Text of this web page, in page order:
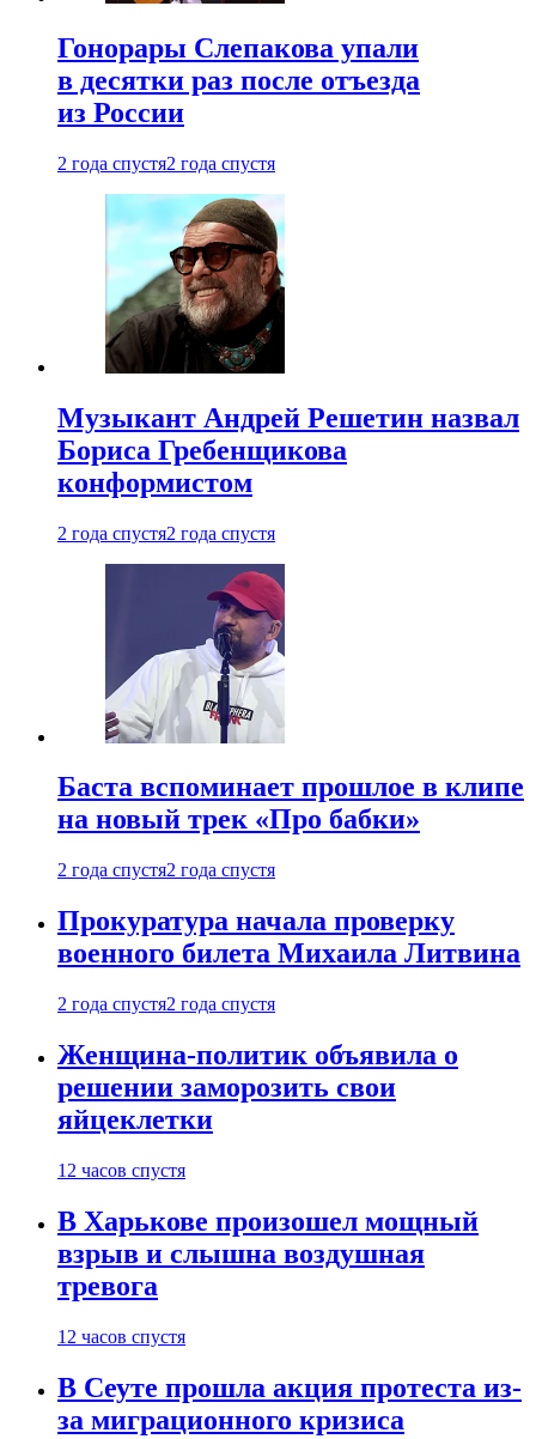
Гонорары Слепакова упали
в десятки раз после отъезда
из России
2 года спустя2 года спустя
Музыкант Андрей Решетин назвал
Бориса Гребенщикова
конформистом
2 года спустя2 года спустя
Баста вспоминает прошлое в клипе
на новый трек «Про бабки»
2 года спустя2 года спустя
Прокуратура начала проверку
военного билета Михаила Литвина
2 года спустя2 года спустя
Женщина-политик объявила о
решении заморозить свои
яйцеклетки
12 часов спустя
В Харькове произошел мощный
взрыв и слышна воздушная
тревога
12 часов спустя
В Сеуте прошла акция протеста из-
за миграционного кризиса